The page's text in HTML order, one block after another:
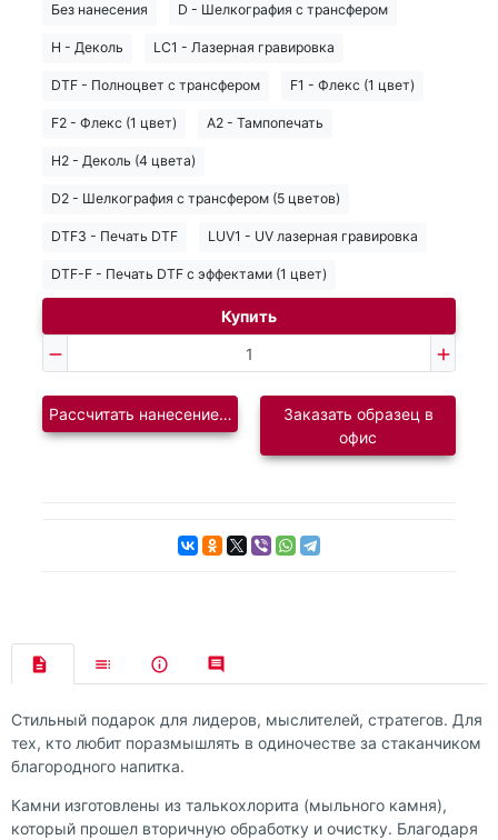
Без нанесения D - Шелкография с трансфером
H - Деколь LC1 - Лазерная гравировка
DTF - Полноцвет с трансфером F1 - Флекс (1 цвет)
F2 - Флекс (1 цвет) A2 - Тампопечать
H2 - Деколь (4 цвета)
D2 - Шелкография с трансфером (5 цветов)
DTF3 - Печать DTF LUV1 - UV лазерная гравировка
DTF-F - Печать DTF с эффектами (1 цвет)
Купить
Рассчитать нанесение логотипаЗаказать образец в
офис
Стильный подарок для лидеров, мыслителей, стратегов. Для
тех, кто любит поразмышлять в одиночестве за стаканчиком
благородного напитка.
Камни изготовлены из талькохлорита (мыльного камня),
который прошел вторичную обработку и очистку. Благодаря